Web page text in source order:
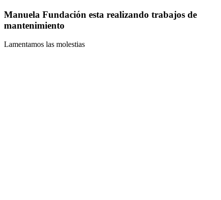
Manuela Fundación esta realizando trabajos de
mantenimiento
Lamentamos las molestias